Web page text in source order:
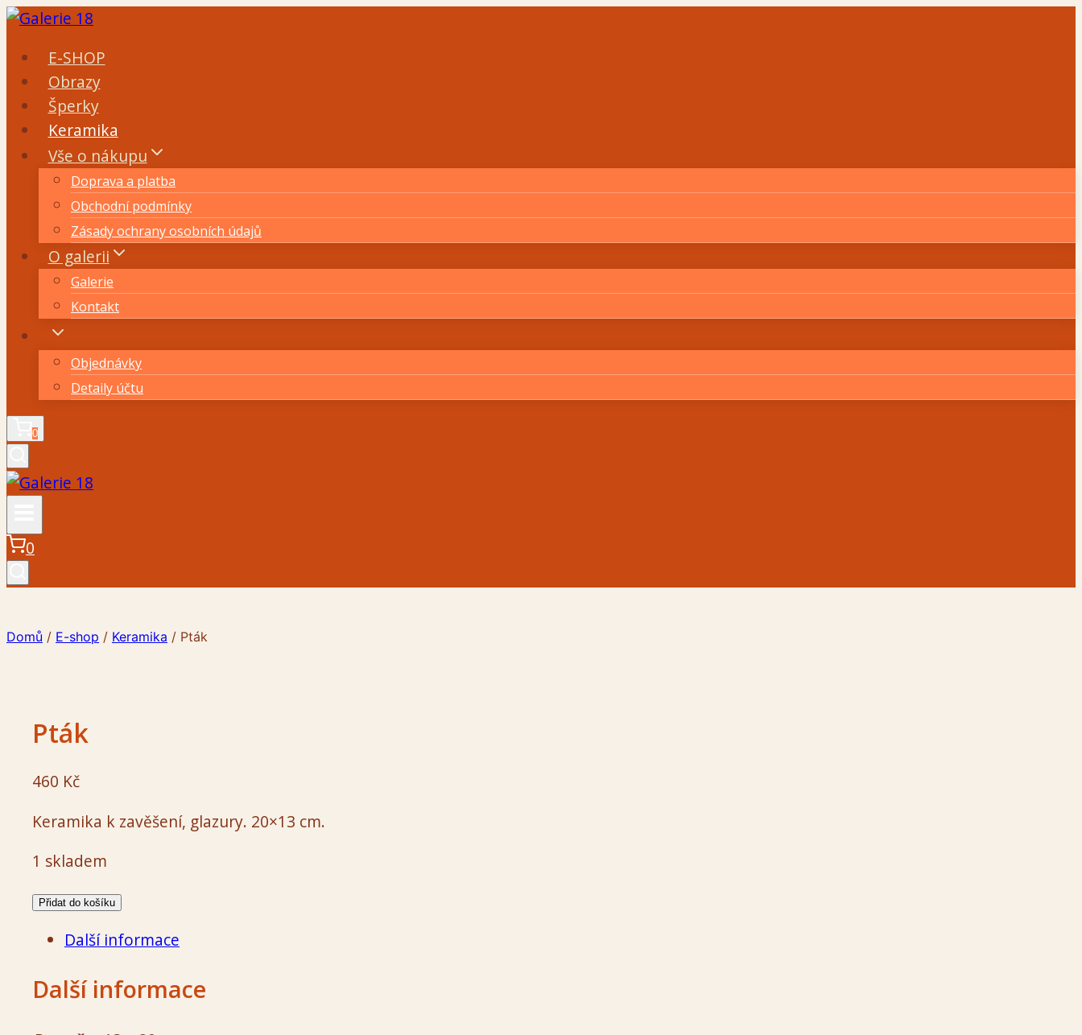
Přeskočit
obsahE-SHOP
Obrazy
Šperky
Keramika
Vše o nákupu
Doprava a platba
Obchodní podmínky
Zásady ochrany osobních údajů
O galerii
Galerie
Kontakt
Objednávky
Detaily účtu
0
0
Domů / E-shop / Keramika / Pták
Pták
460 Kč
Keramika k zavěšení, glazury. 20×13 cm.
1 skladem
Pták
Přidat do košíku
Další informace
Další informace